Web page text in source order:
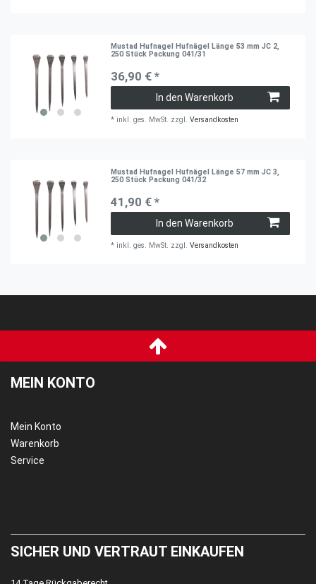
Mustad Hufnagel Hufnägel Länge 53 mm JC 2,
250 Stück Packung 041/31
36,90 € *
In den Warenkorb
* inkl. ges. MwSt. zzgl.Versandkosten
Mustad Hufnagel Hufnägel Länge 57 mm JC 3,
250 Stück Packung 041/32
41,90 € *
In den Warenkorb
* inkl. ges. MwSt. zzgl.Versandkosten
MEIN KONTO
Mein Konto
Warenkorb
Service
SICHER UND VERTRAUT EINKAUFEN